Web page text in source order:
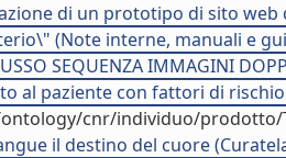
di un prototipo di sito web
(Note interne, manuali e
SEQUENZA IMMAGINI
al paziente con fattori di
cnr/individuo/prodotto/
il destino del cuore